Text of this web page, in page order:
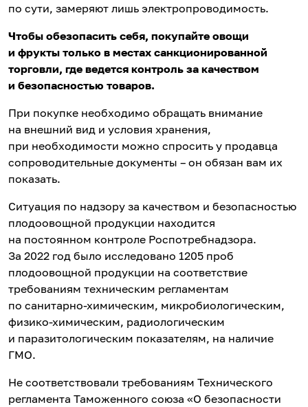
по сути, замеряют лишь электропроводимость.
Чтобы обезопасить себя, покупайте овощи
и фрукты только в местах санкционированной
торговли, где ведется контроль за качеством
и безопасностью товаров.
При покупке необходимо обращать внимание
на внешний вид и условия хранения,
при необходимости можно спросить у продавца
сопроводительные документы – он обязан вам их
показать.
Ситуация по надзору за качеством и безопасностью
плодоовощной продукции находится
на постоянном контроле Роспотребнадзора.
За 2022 год было исследовано 1205 проб
плодоовощной продукции на соответствие
требованиям техническим регламентам
по санитарно-химическим, микробиологическим,
физико-химическим, радиологическим
и паразитологическим показателям, на наличие
ГМО.
Не соответствовали требованиям Технического
регламента Таможенного союза «О безопасности